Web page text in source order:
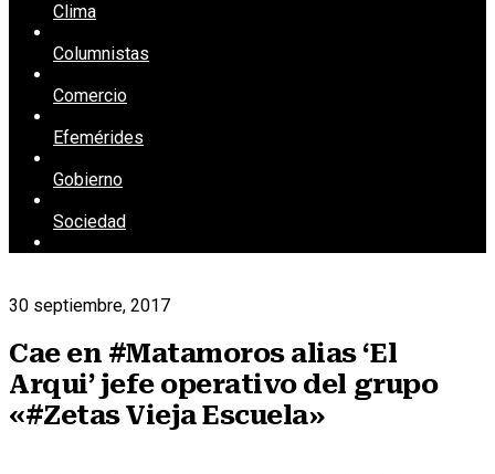
Clima
Columnistas
Comercio
Efemérides
Gobierno
Sociedad
30 septiembre, 2017
Cae en #Matamoros alias ‘El
Arqui’ jefe operativo del grupo
«#Zetas Vieja Escuela»